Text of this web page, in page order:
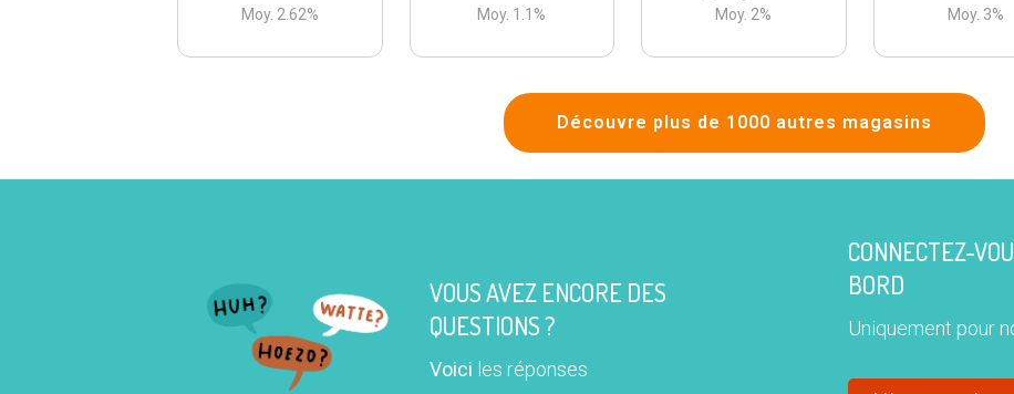
Moy. 2.62% Moy. 1.1 % Moy. 2% Moy. 3%
Découvre plus de 1000 autres magasins
VOUS AVEZ ENCORE DES
QUESTIONS ?
Voici les réponses
CONNECTEZ-
BORD
Uniquement pour